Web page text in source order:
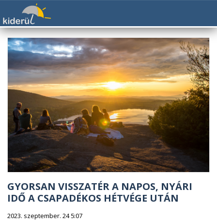
GYORSAN VISSZATÉR A NAPOS, NYÁRI
IDŐ A CSAPADÉKOS HÉTVÉGE UTÁN
2023. szeptember. 24 5:07